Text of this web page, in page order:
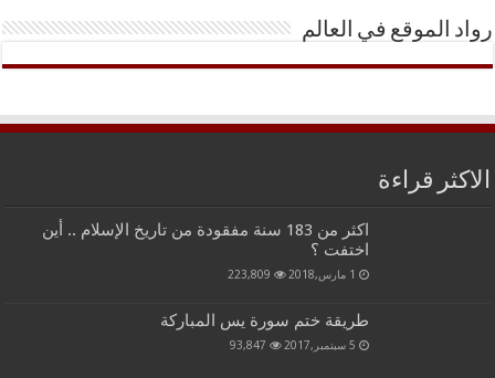
رواد الموقع في العالم
الاكثر قراءة
اكثر من 183 سنة مفقودة من تاريخ الإسلام .. أين
اختفت ؟
1 مارس,2018 223,809
طريقة ختم سورة يس المباركة
5 سبتمبر,2017 93,847